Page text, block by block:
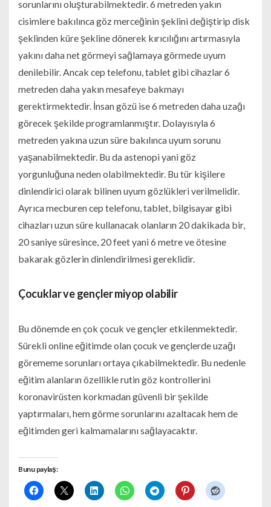
sorunlarını oluşturabilmektedir. 6 metreden yakın
cisimlere bakılınca göz merceğinin şeklini değiştirip disk
şeklinden küre şekline dönerek kırıcılığını artırmasıyla
yakını daha net görmeyi sağlamaya görmede uyum
denilebilir. Ancak cep telefonu, tablet gibi cihazlar 6
metreden daha yakın mesafeye bakmayı
gerektirmektedir. İnsan gözü ise 6 metreden daha uzağı
görecek şekilde programlanmıştır. Dolayısıyla 6
metreden yakına uzun süre bakılınca uyum sorunu
yaşanabilmektedir. Bu da astenopi yani göz
yorgunluğuna neden olabilmektedir. Bu tür kişilere
dinlendirici olarak bilinen uyum gözlükleri verilmelidir.
Ayrıca mecburen cep telefonu, tablet, bilgisayar gibi
cihazları uzun süre kullanacak olanların 20 dakikada bir,
20 saniye süresince, 20 feet yani 6 metre ve ötesine
bakarak gözlerin dinlendirilmesi gereklidir.
Çocuklar ve gençler miyop olabilir
Bu dönemde en çok çocuk ve gençler etkilenmektedir.
Sürekli online eğitimde olan çocuk ve gençlerde uzağı
görememe sorunları ortaya çıkabilmektedir. Bu nedenle
eğitim alanların özellikle rutin göz kontrollerini
koronavirüsten korkmadan güvenli bir şekilde
yaptırmaları, hem görme sorunlarını azaltacak hem de
eğitimden geri kalmamalarını sağlayacaktır.
Bunu paylaş: